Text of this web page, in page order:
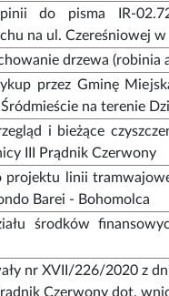
do pisma IR-
na ul. Czereśniowej
drzewa (robinia
przez Gminę
na terenie
i bieżące
III Prądnik Czerwony
projektu linii
Barei - Bohomolca
środków
nr XVII/226/2020 z
Czerwony dot.